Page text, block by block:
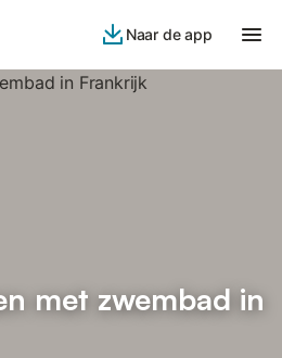
Naar de app
met zwembad in